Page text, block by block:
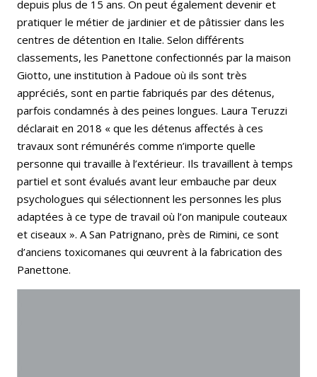
depuis plus de 15 ans. On peut également devenir et
pratiquer le métier de jardinier et de pâtissier dans les
centres de détention en Italie. Selon différents
classements, les Panettone confectionnés par la maison
Giotto, une institution à Padoue où ils sont très
appréciés, sont en partie fabriqués par des détenus,
parfois condamnés à des peines longues. Laura Teruzzi
déclarait en 2018 « que les détenus affectés à ces
travaux sont rémunérés comme n’importe quelle
personne qui travaille à l’extérieur. Ils travaillent à temps
partiel et sont évalués avant leur embauche par deux
psychologues qui sélectionnent les personnes les plus
adaptées à ce type de travail où l’on manipule couteaux
et ciseaux ». A San Patrignano, près de Rimini, ce sont
d’anciens toxicomanes qui œuvrent à la fabrication des
Panettone.